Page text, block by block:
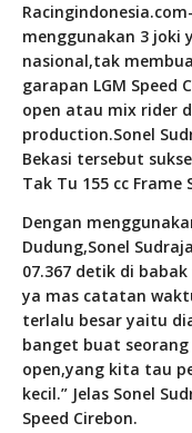
menggunakan 3 joki
nasional,tak
garapan LGM Speed
open atau mix rider
production.Sonel
Bekasi tersebut
Tak Tu 155 cc Frame
Dengan
Dudung,Sonel
07.367 detik di
ya mas catatan
terlalu besar yaitu
banget buat
open,yang kita tau
kecil.” Jelas Sonel
Speed Cirebon.